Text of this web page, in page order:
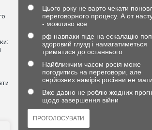
Цього року не варто чекати
переговорного процесу. А от
- можливо все
рф навпаки піде на ескалацію
здоровий глузд і намагатиметься
триматися до останнього
Найближчим часом росія може
погодитись на переговори, але
серйозних намірів росіяни не
Вже давно не роблю жодних
щодо завершення війни